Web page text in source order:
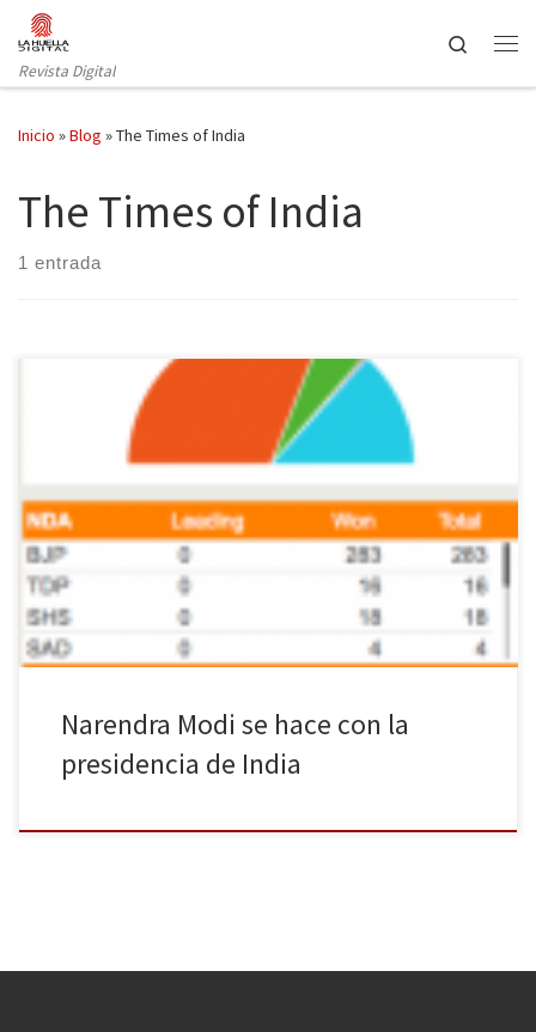
Saltar al contenido
Revista Digital
Search
Inicio »Blog »The Times of India
The Times of India
1 entrada
Según los primeros datos difundidos por el diario The Times of
India, el Partido Popular Indio (BJP) ha obtenido 283 escaños en
las elecciones generales, por lo que su candidato, Narenda Modi
será el próximo primer ministro. Muy por debajo se sitúa el
Congreso Nacional Indio (INC por sus siglas […]
Narendra Modi se hace con la
presidencia de India